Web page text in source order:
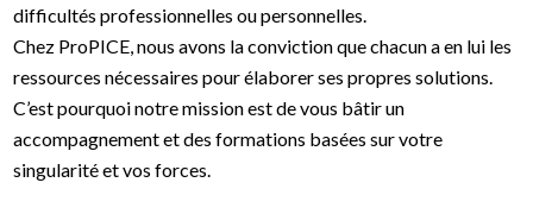
difficultés professionnelles ou personnelles.
Chez ProPICE, nous avons la conviction que chacun a en lui les
ressources nécessaires pour élaborer ses propres solutions.
C’est pourquoi notre mission est de vous bâtir un
accompagnement et des formations basées sur votre
singularité et vos forces.